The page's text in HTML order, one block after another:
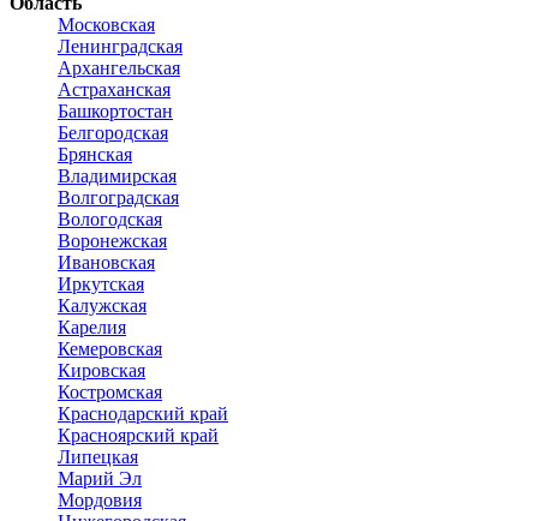
Московская
Ленинградская
Архангельская
Астраханская
Башкортостан
Белгородская
Брянская
Владимирская
Волгоградская
Вологодская
Воронежская
Ивановская
Иркутская
Калужская
Карелия
Кемеровская
Кировская
Костромская
Краснодарский край
Красноярский край
Липецкая
Марий Эл
Мордовия